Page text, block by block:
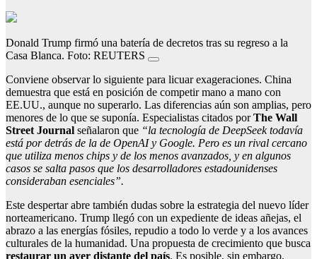
Donald Trump firmó una batería de decretos tras su regreso a la
Casa Blanca. Foto: REUTERS
Conviene observar lo siguiente para licuar exageraciones. China
demuestra que está en posición de competir mano a mano con
EE.UU., aunque no superarlo. Las diferencias aún son amplias, pero
menores de lo que se suponía. Especialistas citados porThe Wall
Street Journal señalaron que “la tecnología de DeepSeek todavía
está por detrás de la de OpenAI y Google. Pero es un rival cercano
que utiliza menos chips y de los menos avanzados, y en algunos
casos se salta pasos que los desarrolladores estadounidenses
consideraban esenciales”.
Este despertar abre también dudas sobre la estrategia del nuevo líder
norteamericano. Trump llegó con un expediente de ideas añejas, el
abrazo a las energías fósiles, repudio a todo lo verde y a los avances
culturales de la humanidad. Una propuesta de crecimiento que busca
restaurar un ayer distante del país. Es posible, sin embargo,